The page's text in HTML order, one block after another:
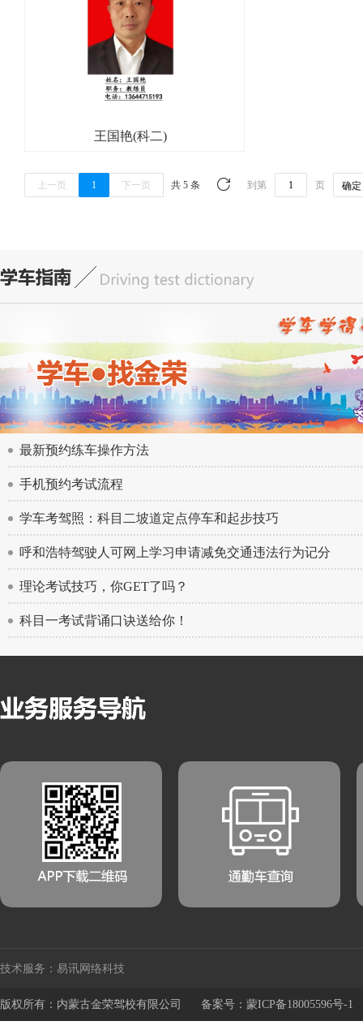
王国艳(科二)
上一页 1 下一页 共 5 条 到第 页 确定
最新预约练车操作方法
手机预约考试流程
学车考驾照：科目二坡道定点停车和起步技巧
呼和浩特驾驶人可网上学习申请减免交通违法行为记分
理论考试技巧，你GET了吗？
科目一考试背诵口诀送给你！
技术服务：易讯网络科技
版权所有：内蒙古金荣驾校有限公司 备案号：蒙ICP备18005596号-1